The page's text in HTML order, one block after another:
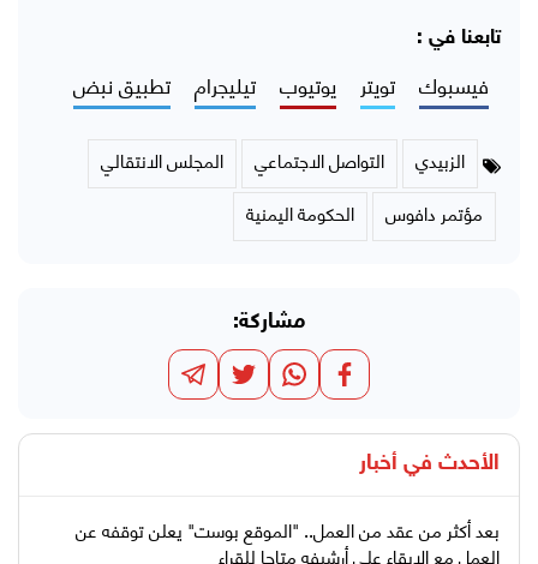
تابعنا في :
فيسبوك تويتر يوتيوب تيليجرام تطبيق نبض
الزبيدي التواصل الاجتماعي
المجلس الانتقالي
مؤتمر دافوس
الحكومة اليمنية
مشاركة:
الأحدث في أخبار
بعد أكثر من عقد من العمل.. "الموقع بوست" يعلن توقفه عن
العمل مع الإبقاء على أرشيفه متاحا للقراء